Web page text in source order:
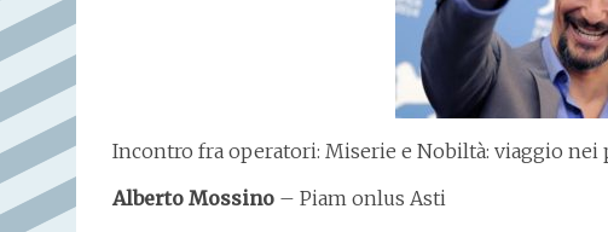
Incontro fra operatori: Miserie e Nobiltà: viaggio nei
Alberto Mossino – Piam onlus Asti